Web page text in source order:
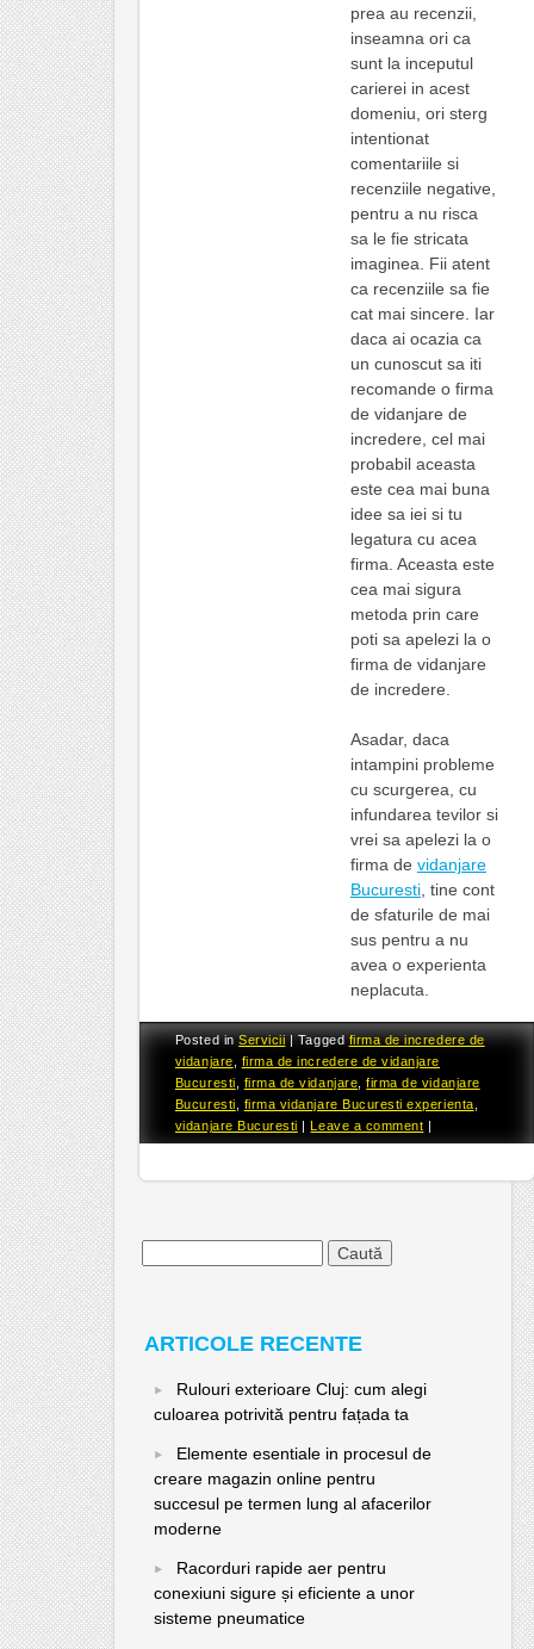
prea au recenzii,
inseamna ori ca
sunt la inceputul
carierei in acest
domeniu, ori sterg
intentionat
comentariile si
recenziile negative,
pentru a nu risca
sa le fie stricata
imaginea. Fii atent
ca recenziile sa fie
cat mai sincere. Iar
daca ai ocazia ca
un cunoscut sa iti
recomande o firma
de vidanjare de
incredere, cel mai
probabil aceasta
este cea mai buna
idee sa iei si tu
legatura cu acea
firma. Aceasta este
cea mai sigura
metoda prin care
poti sa apelezi la o
firma de vidanjare
de incredere.
Asadar, daca
intampini probleme
cu scurgerea, cu
infundarea tevilor si
vrei sa apelezi la o
firma de vidanjare
Bucuresti, tine cont
de sfaturile de mai
sus pentru a nu
avea o experienta
neplacuta.
Posted inServicii |Taggedfirma de incredere de
vidanjare
firma de incredere de vidanjare
Bucuresti
firma de vidanjare ,firma de vidanjare
Bucuresti
firma vidanjare Bucuresti experienta
vidanjare Bucuresti |Leave a comment |
ARTICOLE RECENTE
Rulouri exterioare Cluj: cum alegi
culoarea potrivită pentru fațada ta
Elemente esentiale in procesul de
creare magazin online pentru
succesul pe termen lung al afacerilor
moderne
Racorduri rapide aer pentru
conexiuni sigure și eficiente a unor
sisteme pneumatice